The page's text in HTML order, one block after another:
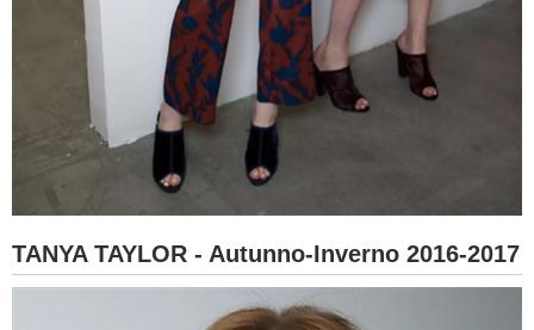
TANYA TAYLOR - Autunno-Inverno 2016-2017